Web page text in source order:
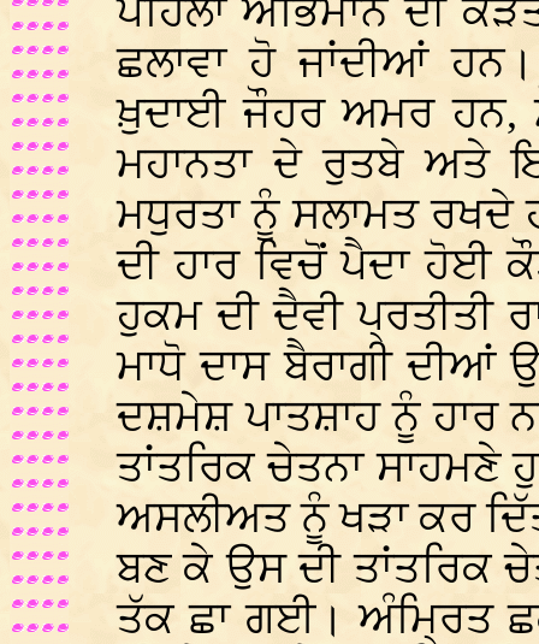
ਪਹਿਲਾਂ ਅਭਿਮਾਨ ਦੀ
ਛਲਾਵਾ ਹੋ ਜਾਂਦੀਆਂ
ਖ਼ੁਦਾਈ ਜੌਹਰ ਅਮਰ ਹਨ,
ਮਹਾਨਤਾ ਦੇ ਰੁਤਬੇ ਅਤੇ
ਮਧੁਰਤਾ ਨੂੰ ਸਲਾਮਤ
ਦੀ ਹਾਰ ਵਿਚੋਂ ਪੈਦਾ ਹੋਈ
ਹੁਕਮ ਦੀ ਦੈਵੀ ਪ੍ਰਤੀਤੀ
ਮਾਧੋ ਦਾਸ ਬੈਰਾਗੀ ਦੀਆਂ
ਦਸ਼ਮੇਸ਼ ਪਾਤਸ਼ਾਹ ਨੂੰ ਹਾਰ
ਤਾਂਤਰਿਕ ਚੇਤਨਾ
ਅਸਲੀਅਤ ਨੂੰ ਖੜਾ ਕਰ
ਬਣ ਕੇ ਉਸ ਦੀ ਤਾਂਤਰਿਕ
ਤੱਕ ਛਾ ਗਈ। ਅੰਮ੍ਰਿਤ